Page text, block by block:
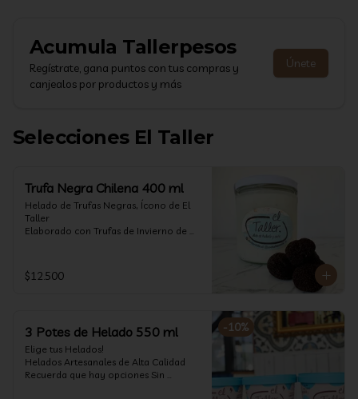
Acumula Tallerpesos
Regístrate, gana puntos con tus compras y
canjealos por productos y más
Únete
Selecciones El Taller
Trufa Negra Chilena 400 ml
Helado de Trufas Negras, Ícono de El
Taller
Elaborado con Trufas de Invierno de
cremoso y con un delicado proceso
para obtener una experiencia
esta Edición es muy Limitada,
aproveche ya de vivir esta fantástica
experiencia!!
$12.500
-10%
3 Potes de Helado 550 ml
Elige tus Helados!
Helados Artesanales de Alta Calidad
Recuerda que hay opciones Sin